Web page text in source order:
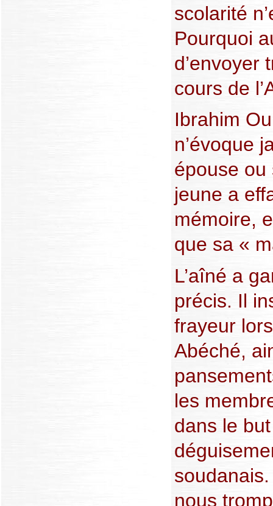
scolarité
Pourquoi
d’envoyer
cours de
Ibrahim
n’évoque
épouse ou
jeune a
mémoire,
que sa «
L’aîné a
précis. Il
frayeur
Abéché,
les
dans le
soudanais.
nous